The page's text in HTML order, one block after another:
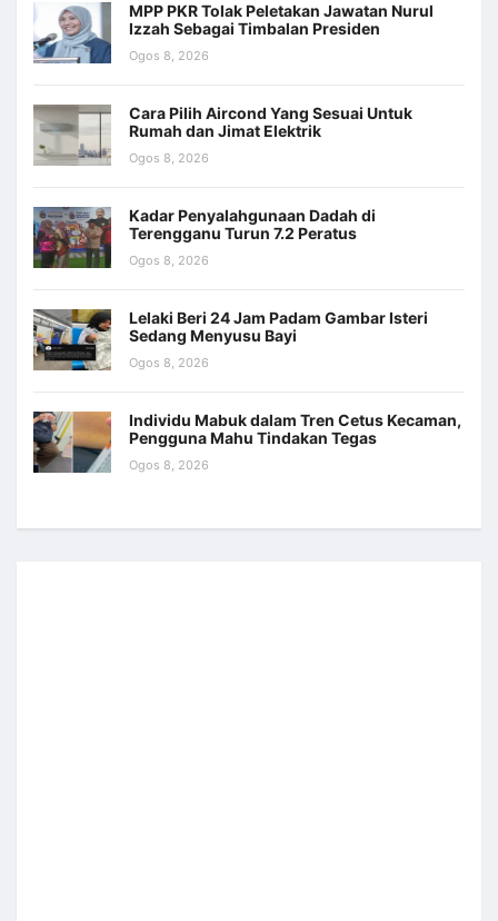
MPP PKR Tolak Peletakan Jawatan Nurul
Izzah Sebagai Timbalan Presiden
Ogos 8, 2026
Cara Pilih Aircond Yang Sesuai Untuk
Rumah dan Jimat Elektrik
Ogos 8, 2026
Kadar Penyalahgunaan Dadah di
Terengganu Turun 7.2 Peratus
Ogos 8, 2026
Lelaki Beri 24 Jam Padam Gambar Isteri
Sedang Menyusu Bayi
Ogos 8, 2026
Individu Mabuk dalam Tren Cetus Kecaman,
Pengguna Mahu Tindakan Tegas
Ogos 8, 2026